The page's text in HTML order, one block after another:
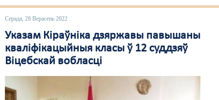
Серада, 28 Верасень 2022
Указам Кіраўніка дзяржавы павышаны
кваліфікацыйныя класы ў 12 суддзяў
Віцебскай вобласці